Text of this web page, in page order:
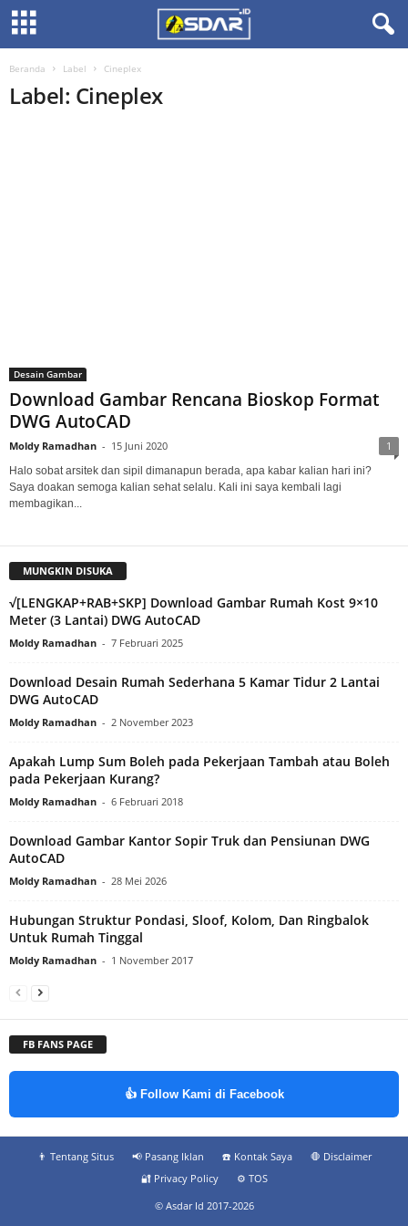
Beranda Label Cineplex
Label: Cineplex
Desain Gambar
Download Gambar Rencana Bioskop Format
DWG AutoCAD
Moldy Ramadhan - 15 Juni 2020 1
Halo sobat arsitek dan sipil dimanapun berada, apa kabar kalian hari ini?
Saya doakan semoga kalian sehat selalu. Kali ini saya kembali lagi
membagikan...
MUNGKIN DISUKA
√[LENGKAP+RAB+SKP] Download Gambar Rumah Kost 9×10
Meter (3 Lantai) DWG AutoCAD
Moldy Ramadhan - 7 Februari 2025
Download Desain Rumah Sederhana 5 Kamar Tidur 2 Lantai
DWG AutoCAD
Moldy Ramadhan - 2 November 2023
Apakah Lump Sum Boleh pada Pekerjaan Tambah atau Boleh
pada Pekerjaan Kurang?
Moldy Ramadhan - 6 Februari 2018
Download Gambar Kantor Sopir Truk dan Pensiunan DWG
AutoCAD
Moldy Ramadhan - 28 Mei 2026
Hubungan Struktur Pondasi, Sloof, Kolom, Dan Ringbalok
Untuk Rumah Tinggal
Moldy Ramadhan - 1 November 2017
FB FANS PAGE
👍 Follow Kami di Facebook
👨‍ Tentang Situs 📢 Pasang Iklan ☎️ Kontak Saya
🛑 Disclaimer
🔐 Privacy Policy
⚙️ TOS
© Asdar Id 2017-2026